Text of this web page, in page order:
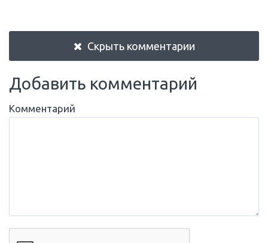
Скрыть комментарии
Добавить комментарий
Комментарий